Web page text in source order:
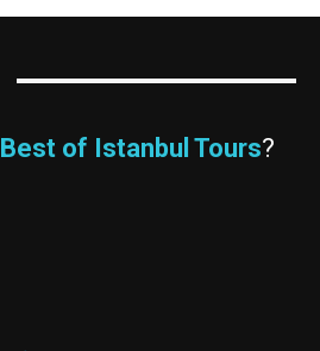
Best of Istanbul Tours?